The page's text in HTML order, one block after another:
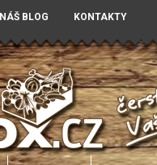
NÁŠ BLOG KONTAKTY